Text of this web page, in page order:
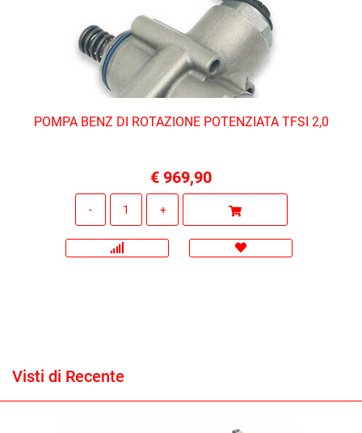
POMPA BENZ DI ROTAZIONE POTENZIATA TFSI 2,0
€ 969,90
Visti di Recente